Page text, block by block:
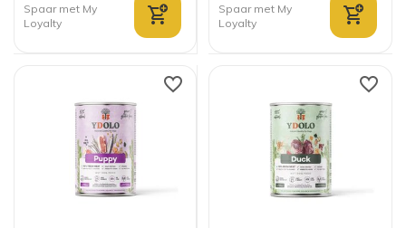
Spaar met My
Loyalty
Spaar met My
Loyalty